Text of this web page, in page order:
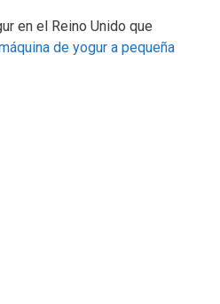
en el Reino Unido que
de yogur a pequeña